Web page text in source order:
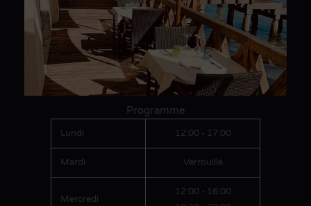
Programme
Lundi 12:00 - 17:00
Mardi Verrouillé
Mercredi
12:00 - 16:00